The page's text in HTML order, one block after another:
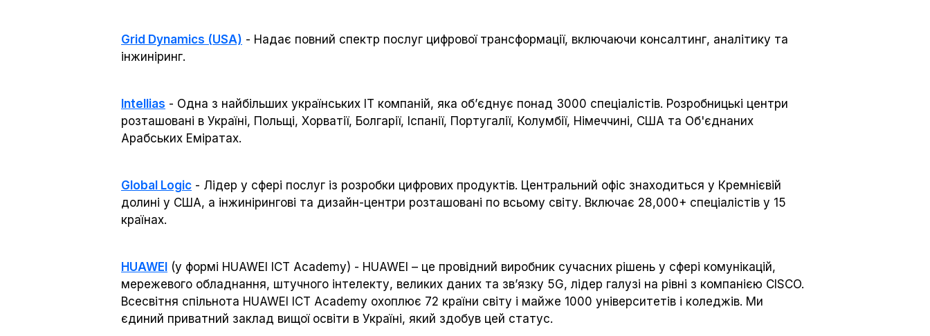
Grid Dynamics (USA) - Надає повний спектр послуг цифрової трансформації, включаючи консалтинг, аналітику та
інжиніринг.
Intellias - Одна з найбільших українських ІТ компаній, яка об’єднує понад 3000 спеціалістів. Розробницькі центри
розташовані в Україні, Польщі, Хорватії, Болгарії, Іспанії, Португалії, Колумбії, Німеччині, США та Об'єднаних
Арабських Еміратах.
Global Logic - Лідер у сфері послуг із розробки цифрових продуктів. Центральний офіс знаходиться у Кремнієвій
долині у США, а інжинірингові та дизайн-центри розташовані по всьому світу. Включає 28,000+ спеціалістів у 15
країнах.
HUAWEI (у формі HUAWEI ICT Academy) - HUAWEI – це провідний виробник сучасних рішень у сфері комунікацій,
мережевого обладнання, штучного інтелекту, великих даних та зв’язку 5G, лідер галузі на рівні з компанією CISCO.
Всесвітня спільнота HUAWEI ICT Academy охоплює 72 країни світу і майже 1000 університетів і коледжів. Ми
єдиний приватний заклад вищої освіти в Україні, який здобув цей статус.